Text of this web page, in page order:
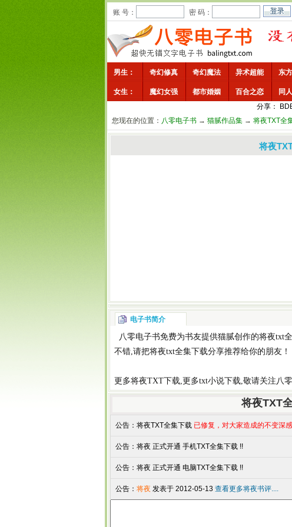
账 号： 密 码：
男生： 奇幻修真 奇幻魔法 异术超能 东
女生： 魔幻女强 都市婚姻 百合之恋 同
分享：
BD
您现在的位置： 八零电子书 → 猫腻作品集 → 将夜TXT全
将夜
电子书简介
八零电子书免费为书友提供猫腻创作的将夜txt
不错,请把将夜txt全集下载分享推荐给你的朋友！
更多将夜TXT下载,更多txt小说下载,敬请关注八
将夜TXT
公告： 将夜TXT全集下载 已修复，对大家造成的不变深
公告： 将夜 正式开通 手机TXT全集下载 !!
公告： 将夜 正式开通 电脑TXT全集下载 !!
公告： 将夜 发表于 2012-05-13 查看更多将夜书评....